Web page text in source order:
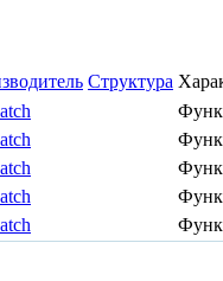
Структура